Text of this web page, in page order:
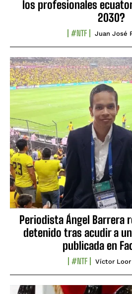
los profesionales
2030?
#NTF Juan José
Periodista Ángel Barrera
detenido tras acudir a
publicada en
#NTF Víctor